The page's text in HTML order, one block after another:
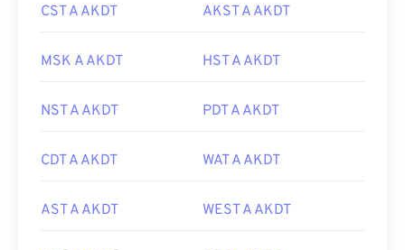
CST A AKDT AKST A AKDT
MSK A AKDT HST A AKDT
NST A AKDT PDT A AKDT
CDT A AKDT WAT A AKDT
AST A AKDT WEST A AKDT